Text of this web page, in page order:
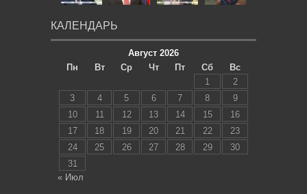
КАЛЕНДАРЬ
Август 2026
Пн
Вт Ср Чт Пт Сб
Вс
1
2
3
4 5 6 7 8
9
10
11 12 13 14 15
16
17
18 19 20 21 22
23
24
25 26 27 28 29
30
31
« Июл